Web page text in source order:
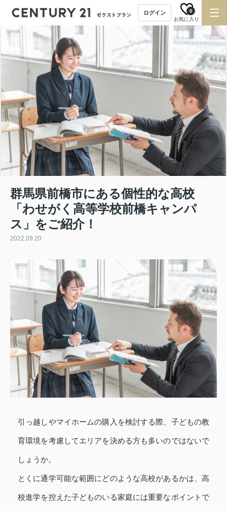
ログイン
お気に入り
0
群馬県前橋市にある個性的な高校
「わせがく高等学校前橋キャンパ
ス」をご紹介！
2022.09.20
引っ越しやマイホームの購入を検討する際、子どもの教
育環境を考慮してエリアを決める方も多いのではないで
しょうか。
とくに通学可能な範囲にどのような高校があるかは、高
校進学を控えた子どものいる家庭には重要なポイントで